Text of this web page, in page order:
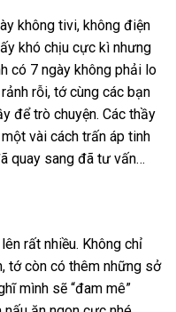
không tivi, không điện
khó chịu cực kì nhưng
có 7 ngày không phải lo
rỗi, tớ cùng các bạn
để trò chuyện. Các thầy
vài cách trấn áp tinh
quay sang đã tư vấn…
rất nhiều. Không chỉ
tớ còn có thêm những sở
mình sẽ “đam mê”